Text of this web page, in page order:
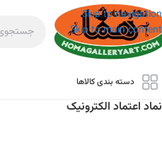
محتوا
Skip to navigation
Skip to main content
دسته بندی کالاها
نماد اعتماد الکترونیک